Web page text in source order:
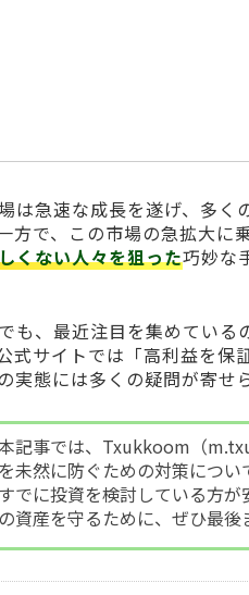
は急速な成長を遂げ、多く
方で、この市場の急拡大に
くない人々を狙った巧妙な
も、最近注目を集めている
式サイトでは「高利益を
実態には多くの疑問が寄せ
記事では、Txukkoom（
を未然に防ぐための対策につい
すでに投資を検討している方
の資産を守るために、ぜひ最後